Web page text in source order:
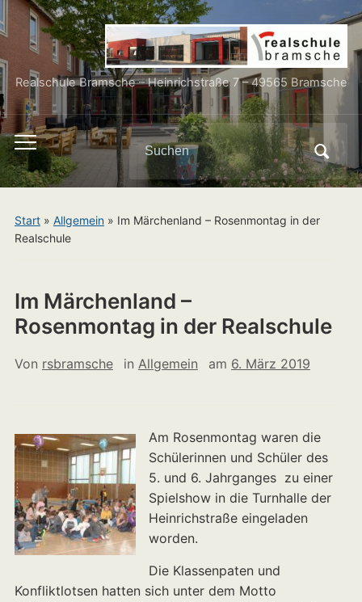
Realschule Bramsche – Heinrichstraße 7 – 49565 Bramsche
Toggle
mobile
menu
Search
for:
Start» Allgemein» Im Märchenland – Rosenmontag in der
Realschule
Im Märchenland –
Rosenmontag in der Realschule
Von rsbramsche in Allgemein am 6. März 2019
Am Rosenmontag waren die
Schülerinnen und Schüler des
5. und 6. Jahrganges zu einer
Spielshow in die Turnhalle der
Heinrichstraße eingeladen
worden.
Die Klassenpaten und
Konfliktlotsen hatten sich unter dem Motto